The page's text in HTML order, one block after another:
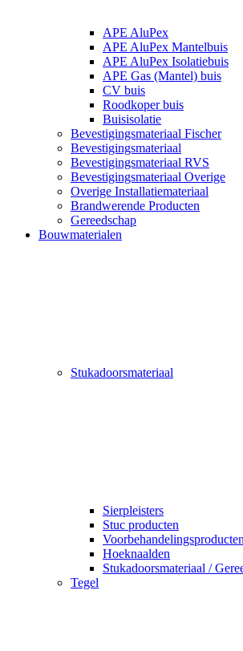
APE AluPex
APE AluPex Mantelbuis
APE AluPex Isolatiebuis
APE Gas (Mantel) buis
CV buis
Roodkoper buis
Buisisolatie
Bevestigingsmateriaal Fischer
Bevestigingsmateriaal
Bevestigingsmateriaal RVS
Bevestigingsmateriaal Overige
Overige Installatiemateriaal
Brandwerende Producten
Gereedschap
Bouwmaterialen
Stukadoorsmateriaal
Sierpleisters
Stuc producten
Voorbehandelingsproducten
Hoeknaalden
Stukadoorsmateriaal /
Tegel